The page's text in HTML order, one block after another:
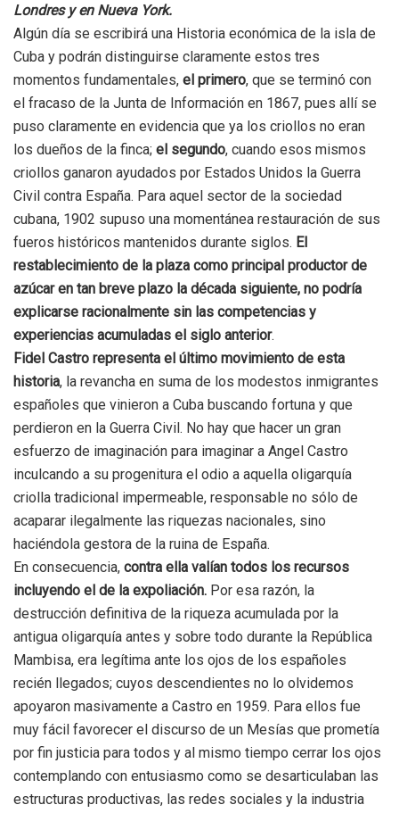
Londres y en Nueva York.
Algún día se escribirá una Historia económica de la isla de
Cuba y podrán distinguirse claramente estos tres
momentos fundamentales, el primero, que se terminó con
el fracaso de la Junta de Información en 1867, pues allí se
puso claramente en evidencia que ya los criollos no eran
los dueños de la finca; el segundo, cuando esos mismos
criollos ganaron ayudados por Estados Unidos la Guerra
Civil contra España. Para aquel sector de la sociedad
cubana, 1902 supuso una momentánea restauración de sus
fueros históricos mantenidos durante siglos. El
restablecimiento de la plaza como principal productor de
azúcar en tan breve plazo la década siguiente, no podría
explicarse racionalmente sin las competencias y
experiencias acumuladas el siglo anterior.
Fidel Castro representa el último movimiento de esta
historia, la revancha en suma de los modestos inmigrantes
españoles que vinieron a Cuba buscando fortuna y que
perdieron en la Guerra Civil. No hay que hacer un gran
esfuerzo de imaginación para imaginar a Angel Castro
inculcando a su progenitura el odio a aquella oligarquía
criolla tradicional impermeable, responsable no sólo de
acaparar ilegalmente las riquezas nacionales, sino
haciéndola gestora de la ruina de España.
En consecuencia, contra ella valían todos los recursos
incluyendo el de la expoliación. Por esa razón, la
destrucción definitiva de la riqueza acumulada por la
antigua oligarquía antes y sobre todo durante la República
Mambisa, era legítima ante los ojos de los españoles
recién llegados; cuyos descendientes no lo olvidemos
apoyaron masivamente a Castro en 1959. Para ellos fue
muy fácil favorecer el discurso de un Mesías que prometía
por fin justicia para todos y al mismo tiempo cerrar los ojos
contemplando con entusiasmo como se desarticulaban las
estructuras productivas, las redes sociales y la industria